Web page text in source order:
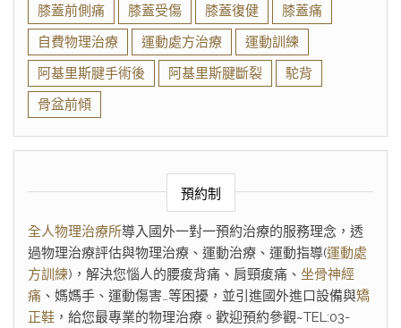
膝蓋前側痛
膝蓋受傷 膝蓋復健
膝蓋痛
自費物理治療
運動處方治療
運動訓練
阿基里斯腱手術後
阿基里斯腱斷裂
駝背
骨盆前傾
預約制
全人物理治療所導入國外一對一預約治療的服務理念，透
過物理治療評估與物理治療、運動治療、運動指導(運動處
方訓練)，解決您惱人的腰痠背痛、肩頸痠痛、 坐骨神經
痛 、媽媽手、運動傷害…等困擾，並引進國外進口設備與矯
正鞋 ，給您最專業的物理治療。歡迎預約參觀~TEL:03-